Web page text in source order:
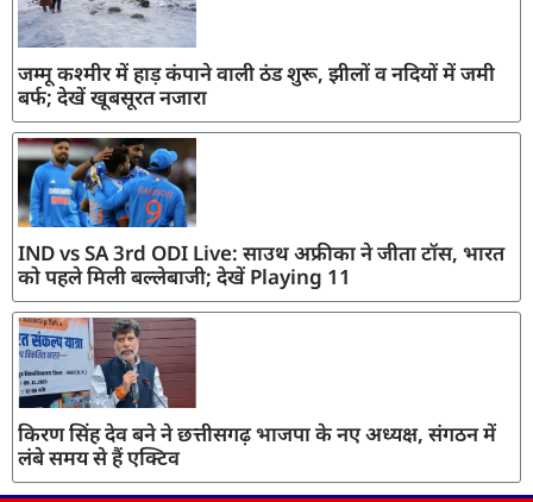
जम्मू कश्मीर में हाड़ कंपाने वाली ठंड शुरू, झीलों व नदियों में जमी
बर्फ; देखें खूबसूरत नजारा
IND vs SA 3rd ODI Live: साउथ अफ्रीका ने जीता टॉस, भारत
को पहले मिली बल्लेबाजी; देखें Playing 11
किरण सिंह देव बने ने छत्तीसगढ़ भाजपा के नए अध्यक्ष, संगठन में
लंबे समय से हैं एक्टिव